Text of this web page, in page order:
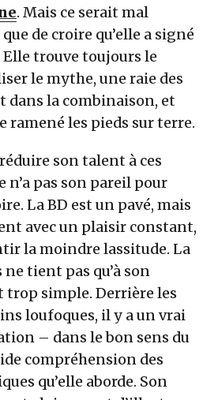
. Mais ce serait mal
de croire qu’elle a signé
trouve toujours le
le mythe, une raie des
dans la combinaison, et
ramené les pieds sur terre.
son talent à ces
n’a pas son pareil pour
La BD est un pavé, mais
avec un plaisir constant,
la moindre lassitude. La
ne tient pas qu’à son
trop simple. Derrière les
loufoques, il y a un vrai
– dans le bon sens du
compréhension des
qu’elle aborde. Son